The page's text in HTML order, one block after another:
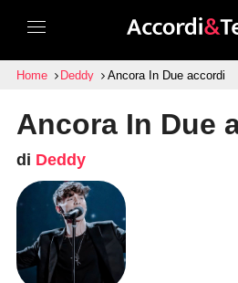
Home Deddy Ancora In Due accordi
Ancora In Due
di Deddy